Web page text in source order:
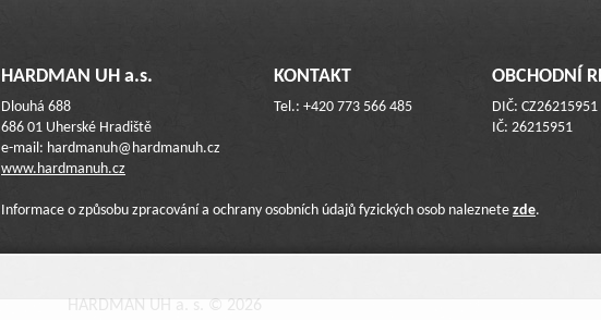
HARDMAN UH a.s.
Dlouhá 688
686 01 Uherské Hradiště
e-mail: hardmanuh@hardmanuh.cz
www.hardmanuh.cz
Informace o způsobu zpracování a ochrany osobních údajů fyzických osob naleznete zde.
KONTAKT
Tel.: +420 773 566 485
OBCHODNÍ
DIČ: CZ26215951
IČ: 26215951